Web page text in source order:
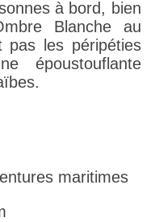
à bord, bien
Blanche au
pas les péripéties
époustouflante
maritimes